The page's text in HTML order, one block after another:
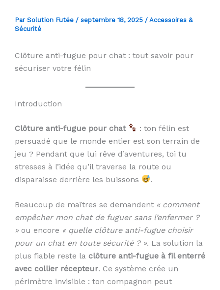
Par Solution Futée / septembre 18, 2025 / Accessoires &
Sécurité
Clôture anti-fugue pour chat : tout savoir pour
sécuriser votre félin
Introduction
Clôture anti-fugue pour chat
: ton félin est
persuadé que le monde entier est son terrain de
jeu ? Pendant que lui rêve d’aventures, toi tu
stresses à l’idée qu’il traverse la route ou
disparaisse derrière les buissons
.
Beaucoup de maîtres se demandent « comment
empêcher mon chat de fuguer sans l’enfermer ?
» ou encore « quelle clôture anti-fugue choisir
pour un chat en toute sécurité ? ». La solution la
plus fiable reste la clôture anti-fugue à fil enterré
avec collier récepteur. Ce système crée un
périmètre invisible : ton compagnon peut